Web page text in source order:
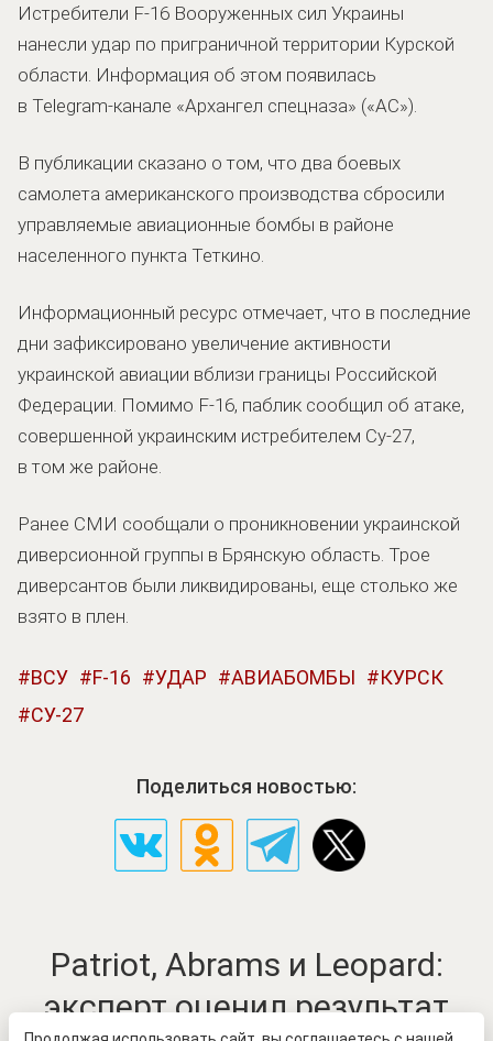
Истребители F-16 Вооруженных сил Украины
нанесли удар по приграничной территории Курской
области. Информация об этом появилась
в Telegram-канале «Архангел спецназа» («АС»).
В публикации сказано о том, что два боевых
самолета американского производства сбросили
управляемые авиационные бомбы в районе
населенного пункта Теткино.
Информационный ресурс отмечает, что в последние
дни зафиксировано увеличение активности
украинской авиации вблизи границы Российской
Федерации. Помимо F-16, паблик сообщил об атаке,
совершенной украинским истребителем Су-27,
в том же районе.
Ранее СМИ сообщали о проникновении украинской
диверсионной группы в Брянскую область. Трое
диверсантов были ликвидированы, еще столько же
взято в плен.
ВСУ F-16 УДАР АВИАБОМБЫ
КУРСК
СУ-27
Поделиться новостью:
Patriot, Abrams и Leopard:
эксперт оценил результат